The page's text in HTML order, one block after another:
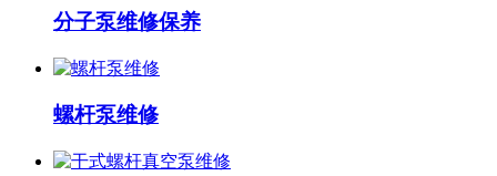
分子泵维修保养
螺杆泵维修